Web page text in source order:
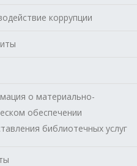
коррупции
о материально-
обеспечении
библиотечных услуг